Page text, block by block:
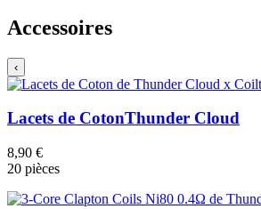
Accessoires
‹
Lacets de CotonThunder Cloud
8,90 €
20 pièces